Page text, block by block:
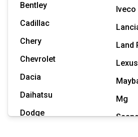
Bentley
Cadillac
Chery
Chevrolet
Dacia
Daihatsu
Dodge
Iveco
Land
Lexus
Mg